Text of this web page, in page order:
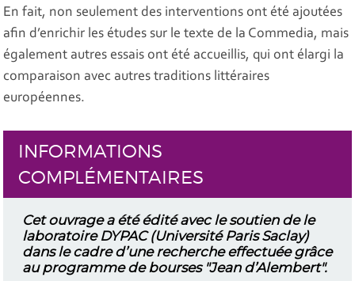
En fait, non seulement des interventions ont été ajoutées
afin d’enrichir les études sur le texte de la Commedia, mais
également autres essais ont été accueillis, qui ont élargi la
comparaison avec autres traditions littéraires
européennes.
INFORMATIONS
COMPLÉMENTAIRES
Cet ouvrage a été édité avec le soutien de le
laboratoire DYPAC (Université Paris Saclay)
dans le cadre d’une recherche effectuée grâce
au programme de bourses "Jean d’Alembert".